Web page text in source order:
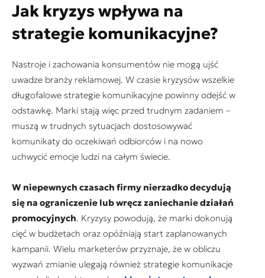
Jak kryzys wpływa na
strategie komunikacyjne?
Nastroje i zachowania konsumentów nie mogą ujść
uwadze branży reklamowej. W czasie kryzysów wszelkie
długofalowe strategie komunikacyjne powinny odejść w
odstawkę. Marki stają więc przed trudnym zadaniem –
muszą w trudnych sytuacjach dostosowywać
komunikaty do oczekiwań odbiorców i na nowo
uchwycić emocje ludzi na całym świecie.
W niepewnych czasach firmy nierzadko decydują
się na ograniczenie lub wręcz zaniechanie działań
promocyjnych. Kryzysy powodują, że marki dokonują
cięć w budżetach oraz opóźniają start zaplanowanych
kampanii. Wielu marketerów przyznaje, że w obliczu
wyzwań zmianie ulegają również strategie komunikacje